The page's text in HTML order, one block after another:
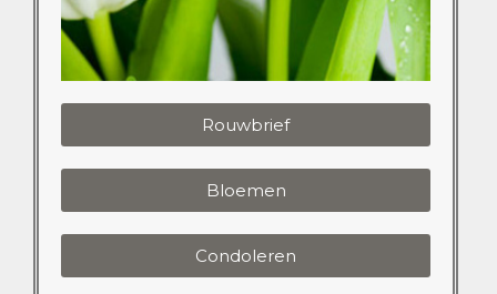
Rouwbrief
Bloemen
Condoleren